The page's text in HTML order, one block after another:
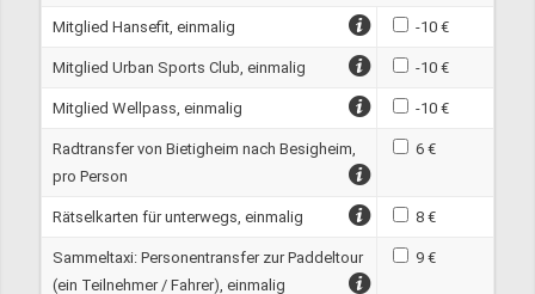
Mitglied Hansefit, einmalig -10 €
Mitglied Urban Sports Club, einmalig -10 €
Mitglied Wellpass, einmalig -10 €
Radtransfer von Bietigheim nach Besigheim,
pro Person
6 €
Rätselkarten für unterwegs, einmalig 8 €
Sammeltaxi: Personentransfer zur Paddeltour
(ein Teilnehmer / Fahrer), einmalig
9 €